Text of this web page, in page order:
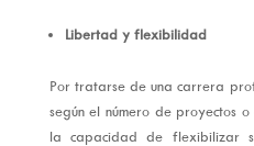
Libertad y flexibilidad
Por tratarse de una carrera
según el número de proyectos
la capacidad de flexibilizar